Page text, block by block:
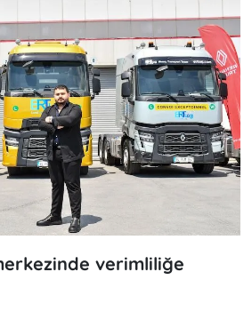
merkezinde verimliliğe